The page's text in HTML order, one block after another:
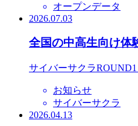
オープンデータ
2026.07.03
全国の中高生向け体
サイバーサクラ
お知らせ
サイバーサクラ
2026.04.13